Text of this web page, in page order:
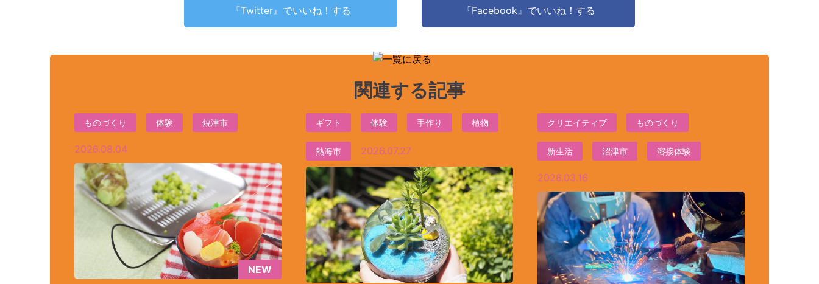
『Twitter』でいいね！する 『Facebook』でいいね！する
関連する記事
ものづくり 体験 焼津市
2026.08.04
NEW
ギフト 体験 手作り 植物
熱海市 2026.07.27
クリエイティブ ものづくり
新生活 沼津市 溶接体験
2026.03.16